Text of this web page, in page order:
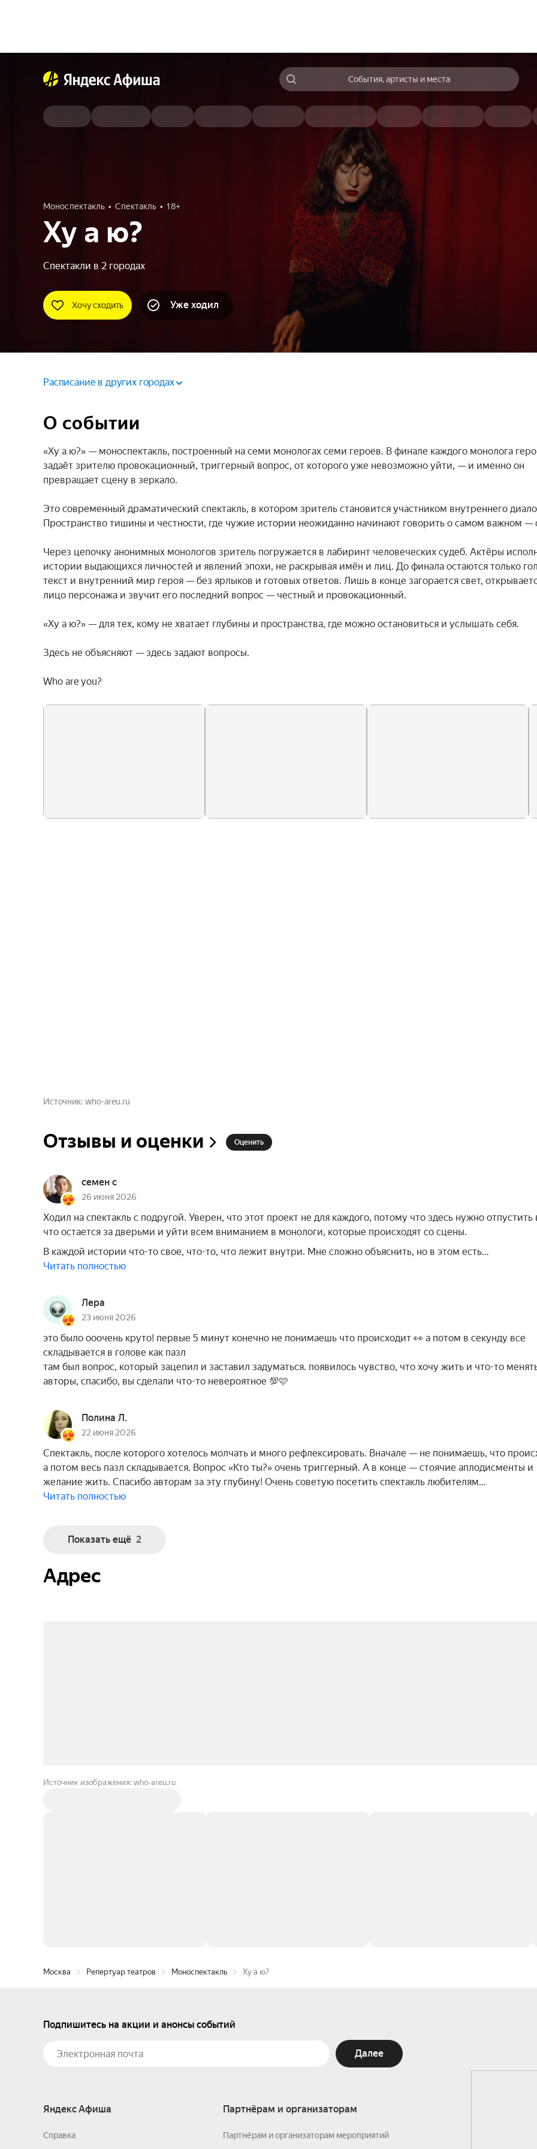
События, артисты и места
Моноспектакль Спектакль 18+
Ху а ю?
Спектакли в 2 городах
Хочу сходить Уже ходил
Расписание в других городах
О событии
«Ху а ю?» — моноспектакль, построенный на семи монологах семи героев. В финале каждого монолога
задаёт зрителю провокационный, триггерный вопрос, от которого уже невозможно уйти, — и именно он
превращает сцену в зеркало.
Это современный драматический спектакль, в котором зритель становится участником внутреннего
Пространство тишины и честности, где чужие истории неожиданно начинают говорить о самом важном —
Через цепочку анонимных монологов зритель погружается в лабиринт человеческих судеб. Актёры
истории выдающихся личностей и явлений эпохи, не раскрывая имён и лиц. До финала остаются только
текст и внутренний мир героя — без ярлыков и готовых ответов. Лишь в конце загорается свет,
лицо персонажа и звучит его последний вопрос — честный и провокационный.
«Ху а ю?» — для тех, кому не хватает глубины и пространства, где можно остановиться и услышать себя.
Здесь не объясняют — здесь задают вопросы.
Who are you?
Источник who-areu.ru
Отзывы и оценки Оценить
семен с
26 июня 2026
Ходил на спектакль с подругой. Уверен, что этот проект не для каждого, потому что здесь нужно отпустить
что остается за дверьми и уйти всем вниманием в монологи, которые происходят со сцены.
В каждой истории что-то свое, что-то, что лежит внутри. Мне сложно объяснить, но в этом есть…
Читать полностью
Лера
23 июня 2026
это было ооочень круто! первые 5 минут конечно не понимаешь что происходит 👀 а потом в секунду все
складывается в голове как пазл
там был вопрос, который зацепил и заставил задуматься. появилось чувство, что хочу жить и что-то
авторы, спасибо, вы сделали что-то невероятное 💯🩷
Полина Л.
22 июня 2026
Спектакль, после которого хотелось молчать и много рефлексировать. Вначале — не понимаешь, что
а потом весь пазл складывается. Вопрос «Кто ты?» очень триггерный. А в конце — стоячие аплодисменты и
желание жить. Спасибо авторам за эту глубину! Очень советую посетить спектакль любителям…
Читать полностью
Показать ещё 2
Адрес
Источник изображения: who-areu.ru
Москва Репертуар театров Моноспектакль Ху а ю?
Подпишитесь на акции и анонсы событий
Далее
Яндекс Афиша
Справка
Партнёрам и организаторам
Партнёрам и организаторам мероприятий